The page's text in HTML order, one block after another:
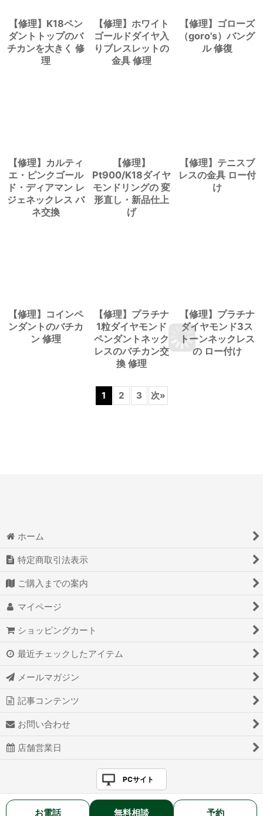
【修理】K18ペン
ダントトップのバ
チカンを大きく 修
理
【修理】ホワイト
ゴールドダイヤ入
りブレスレットの
金具 修理
【修理】ゴローズ
（goro's）バング
ル 修復
【修理】カルティ
エ・ピンクゴール
ド・ディアマン レ
ジェネックレス バ
ネ交換
【修理】
Pt900/K18ダイヤ
モンドリングの 変
形直し・新品仕上
げ
【修理】テニスブ
レスの金具 ロー付
け
【修理】コインペ
ンダントのバチカ
ン 修理
【修理】プラチナ
1粒ダイヤモンド
ペンダントネック
レスのバチカン交
換 修理
【修理】プラチナ
ダイヤモンド3ス
トーンネックレス
の ロー付け
1 2 3 次»
お電話 無料相談 予約
ホーム
特定商取引法表示
ご購入までの案内
マイページ
ショッピングカート
最近チェックしたアイテム
メールマガジン
記事コンテンツ
お問い合わせ
店舗営業日
PCサイト